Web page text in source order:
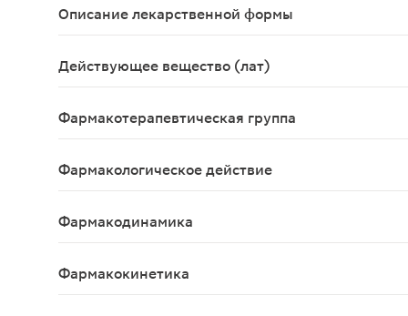
Описание лекарственной формы
Действующее вещество (лат)
Фармакотерапевтическая группа
Фармакологическое действие
Ферментное средство;Содержит
Фармакодинамика
Фармакокинетика
Панкреатические ферменты высвобождаются